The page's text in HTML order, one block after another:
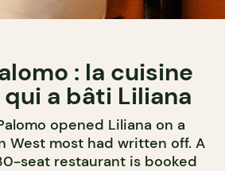
: la cuisine
a bâti Liliana
opened Liliana on a
West most had written off. A
seat restaurant is booked